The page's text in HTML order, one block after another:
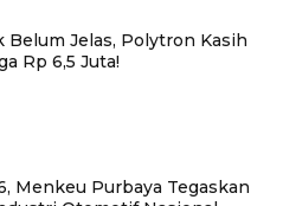
Jelas, Polytron Kasih
Rp 6,5 Juta!
Menkeu Purbaya Tegaskan